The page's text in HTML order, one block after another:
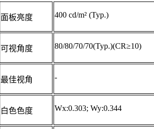
面板亮度 400 cd/m² (Typ.)
可视角度 80/80/70/70(Typ.)(CR≥10)
最佳视角 -
白色色度 Wx:0.303; Wy:0.344